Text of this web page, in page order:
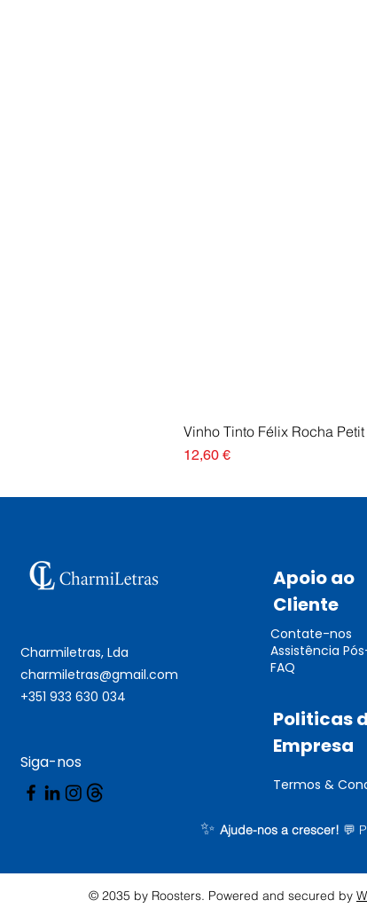
Vinho Tinto Félix Rocha
Preço
12,60 €
Charmiletras, Lda
charmiletras@gmail.com
+351 933 630 034
Siga-nos
Apoio ao
Cliente
Contate-nos
Assistência
FAQ
Politicas
Empresa
Termos &
✨ Ajude-nos a crescer! 💬
© 2035 by Roosters. Powered and secured by